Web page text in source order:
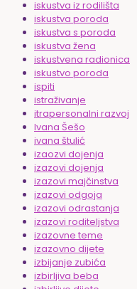
iskustva iz rodilišta
iskustva poroda
iskustva s poroda
iskustva žena
iskustvena radionica
iskustvo poroda
ispiti
istraživanje
itrapersonalni razvoj
Ivana Šešo
ivana štulić
izaozvi dojenja
izazovi dojenja
izazovi majčinstva
izazovi odgoja
izazovi odrastanja
izazovi roditeljstva
izazovne teme
izazovno dijete
izbijanje zubića
izbirljiva beba